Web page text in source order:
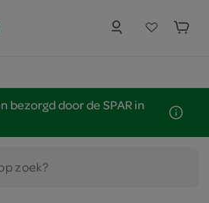
bezorgd door de SPAR in
zoek?